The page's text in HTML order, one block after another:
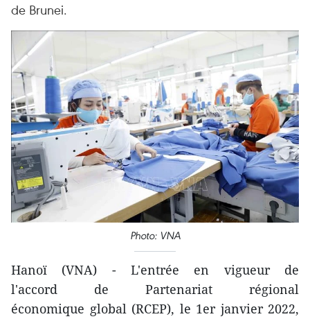
de Brunei.
Photo: VNA
Hanoï (VNA) - L'entrée en vigueur de
l'accord de Partenariat régional
économique global (RCEP), le 1er janvier 2022,